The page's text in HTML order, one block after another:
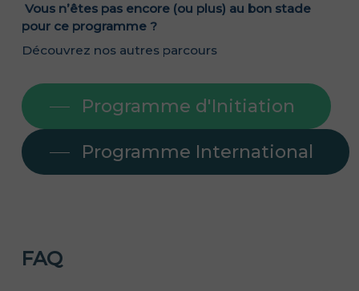
Vous n’êtes pas encore (ou plus) au bon stade
pour ce programme ?
Découvrez nos autres parcours
Programme d'Initiation
Programme International
FAQ